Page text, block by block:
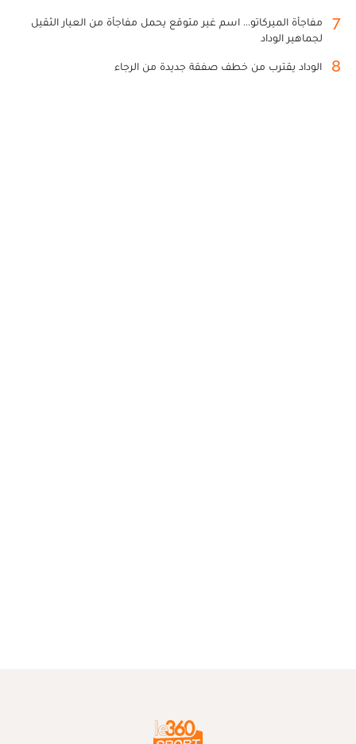
7
مفاجأة الميركاتو... اسم غير متوقع يحمل مفاجأة من العيار الثقيل
لجماهير الوداد
8 الوداد يقترب من خطف صفقة جديدة من الرجاء